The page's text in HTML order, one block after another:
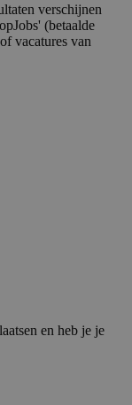
verschijnen
(betaalde
vacatures van
en heb je je